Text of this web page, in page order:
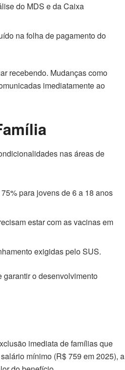
do MDS e da Caixa
na folha de pagamento do
recebendo. Mudanças como
imediatamente ao
nas áreas de
para jovens de 6 a 18 anos
estar com as vacinas em
exigidas pelo SUS.
o desenvolvimento
imediata de famílias que
mínimo (R$ 759 em 2025), a